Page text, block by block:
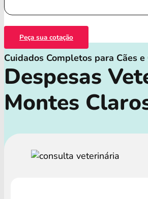
Peça sua cotação
Cuidados Completos para Cães e
Despesas
Montes